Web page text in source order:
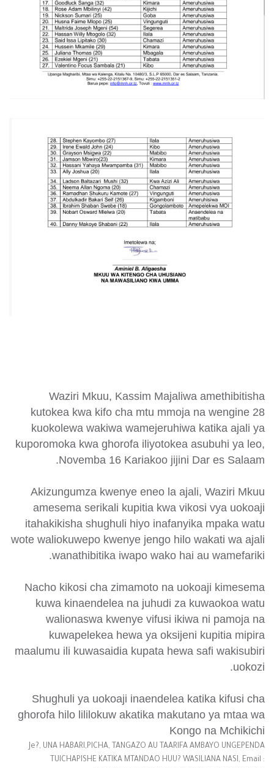
Waziri Mkuu, Kassim Majaliwa amethibitisha
kutokea kwa kifo cha mtu mmoja na wengine 28
kuokolewa wakiwa wamejeruhiwa katika ajali ya
kuporomoka kwa ghorofa iliyotokea asubuhi ya leo,
Novemba 16 Kariakoo jijini Dar es Salaam.
Akizungumza kwenye eneo la ajali, Waziri Mkuu
amesema serikali kupitia kwa vikosi vya uokoaji
itahakikisha shughuli hiyo inafanyika mpaka watu
wote waliokuwepo kwenye jengo hilo wakati wa ajali
wanathibitika iwapo wako hai au wamefariki.
Nacho kikosi cha zimamoto na uokoaji kimesema
kuwa kinaendelea na juhudi za kuwaokoa watu
walionaswa kwenye vifusi ikiwa ni pamoja na
kuwapelekea hewa ya oksijeni kupitia mipira
maalumu ili kuwasaidia kupata hewa safi wakisubiri
uokozi.
Shughuli ya uokoaji inaendelea katika kifusi cha
ghorofa hilo lililokuw akatika makutano ya mtaa wa
Kongo na Mchikichi
Je?, UNA HABARI,PICHA, TANGAZO AU TAARIFA AMBAYO UNGEPENDA
TUICHAPISHE KATIKA MTANDAO HUU? WASILIANA NASI, Email :